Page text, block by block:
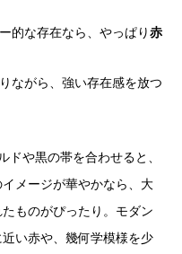
的な存在なら、やっぱり赤
ながら、強い存在感を放つ
ドや黒の帯を合わせると、
メージが華やかなら、大
ものがぴったり。モダン
い赤や、幾何学模様を少